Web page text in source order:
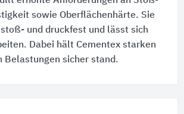
sowie Oberflächenhärte. Sie
und druckfest und lässt sich
Dabei hält Cementex starken
Belastungen sicher stand.